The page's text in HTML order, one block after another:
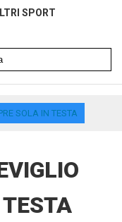
SPORT
SOLA IN TESTA